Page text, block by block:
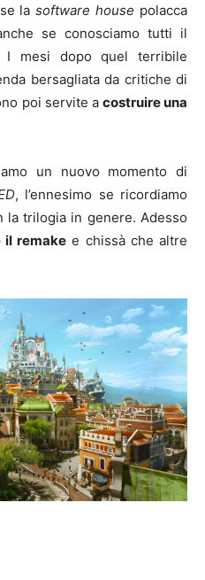
lasoftware house polacca
se conosciamo tutti il
I mesi dopo quel terribile
bersagliata da critiche di
poi servite a costruire una
un nuovo momento di
, l’ennesimo se ricordiamo
la trilogia in genere. Adesso
il remake e chissà che altre